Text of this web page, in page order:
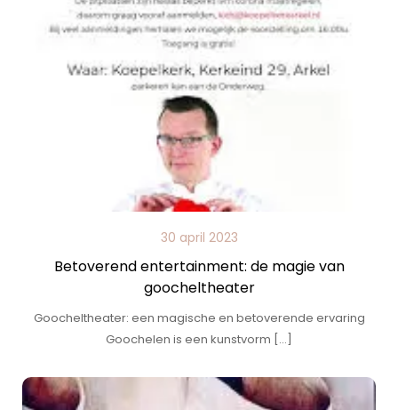
30 april 2023
Betoverend entertainment: de magie van
goocheltheater
Goocheltheater: een magische en betoverende ervaring
Goochelen is een kunstvorm […]